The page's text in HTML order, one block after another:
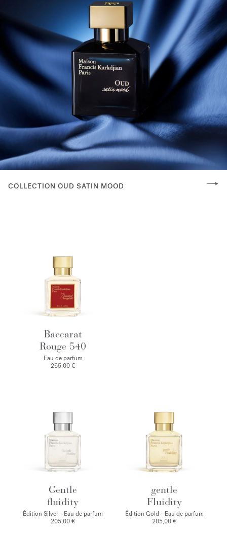
COLLECTION OUD SATIN MOOD
Baccarat
Rouge 540
Eau de parfum
265,00 €
Gentle
fluidity
Édition Silver - Eau de parfum
205,00 €
gentle
Fluidity
Édition Gold - Eau de parfum
205,00 €